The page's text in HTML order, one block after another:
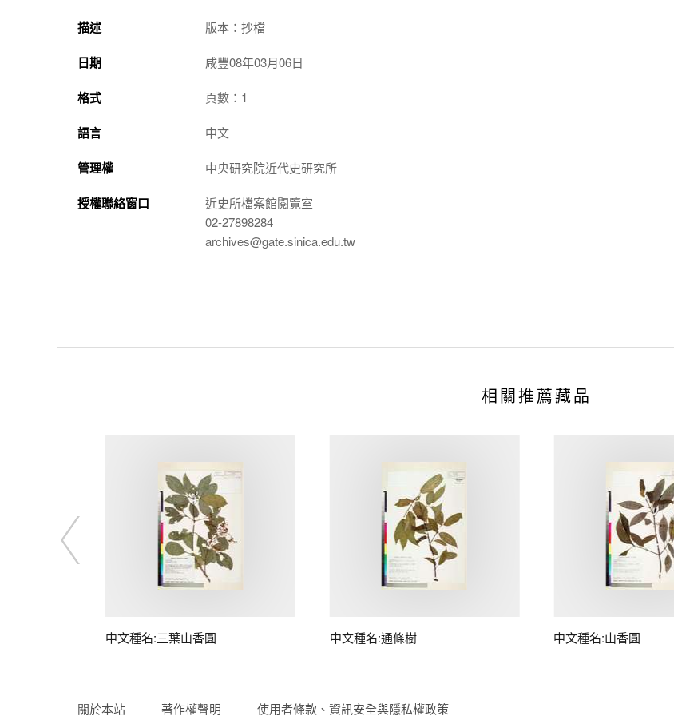
描述 版本：抄檔
日期 咸豐08年03月06日
格式 頁數：1
語言 中文
管理權 中央研究院近代史研究所
授權聯絡窗口
近史所檔案館閱覽室
02-27898284
archives@gate.sinica.edu.tw
相關推薦藏品
中文種名:三葉山香圓 中文種名:通條樹 中文種名:山香圓
關於本站 著作權聲明 使用者條款、資訊安全與隱私權政策